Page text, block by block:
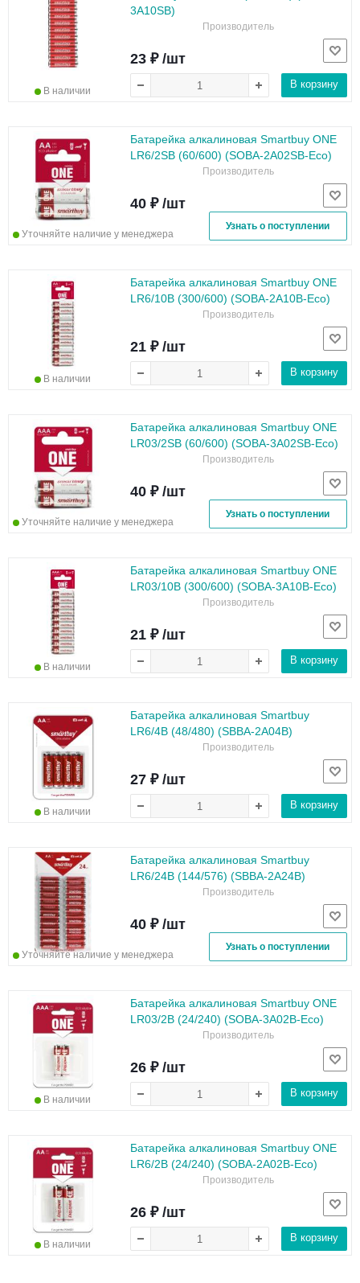
3A10SB)
Производитель
В наличии
23 ₽ /шт
В корзину
Батарейка алкалиновая Smartbuy ONE
LR6/2SB (60/600) (SOBA-2A02SB-Eco)
Производитель
Уточняйте наличие у менеджера
40 ₽ /шт
Узнать о поступлении
Батарейка алкалиновая Smartbuy ONE
LR6/10B (300/600) (SOBA-2A10B-Eco)
Производитель
В наличии
21 ₽ /шт
В корзину
Батарейка алкалиновая Smartbuy ONE
LR03/2SB (60/600) (SOBA-3A02SB-Eco)
Производитель
Уточняйте наличие у менеджера
40 ₽ /шт
Узнать о поступлении
Батарейка алкалиновая Smartbuy ONE
LR03/10B (300/600) (SOBA-3A10B-Eco)
Производитель
В наличии
21 ₽ /шт
В корзину
Батарейка алкалиновая Smartbuy
LR6/4B (48/480) (SBBA-2A04B)
Производитель
В наличии
27 ₽ /шт
В корзину
Батарейка алкалиновая Smartbuy
LR6/24B (144/576) (SBBA-2A24B)
Производитель
Уточняйте наличие у менеджера
40 ₽ /шт
Узнать о поступлении
Батарейка алкалиновая Smartbuy ONE
LR03/2B (24/240) (SOBA-3A02B-Eco)
Производитель
В наличии
26 ₽ /шт
В корзину
Батарейка алкалиновая Smartbuy ONE
LR6/2B (24/240) (SOBA-2A02B-Eco)
Производитель
В наличии
26 ₽ /шт
В корзину